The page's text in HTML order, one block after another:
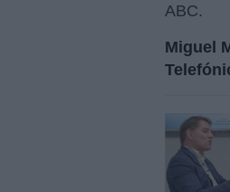
ABC.
Miguel